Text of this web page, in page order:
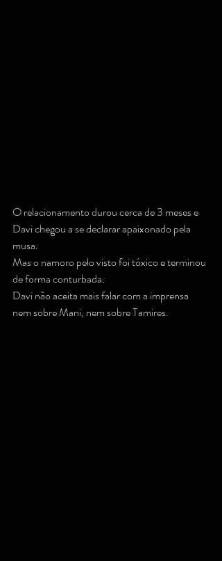
O relacionamento durou cerca de 3 meses e
Davi chegou a se declarar apaixonado pela
musa.
Mas o namoro pelo visto foi tóxico e terminou
de forma conturbada.
Davi não aceita mais falar com a imprensa
nem sobre Mani, nem sobre Tamires.